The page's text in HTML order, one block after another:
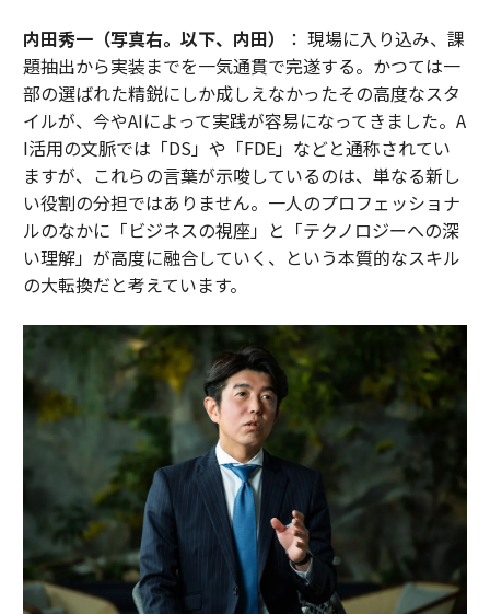
内田秀一（写真右。以下、内田）
： 現場に入り込み、課
題抽出から実装までを一気通貫で完遂する。かつては一
部の選ばれた精鋭にしか成しえなかったその高度なスタ
イルが、今やAIによって実践が容易になってきました。A
I活用の文脈では「DS」や「FDE」などと通称されてい
ますが、これらの言葉が示唆しているのは、単なる新し
い役割の分担ではありません。一人のプロフェッショナ
ルのなかに「ビジネスの視座」と「テクノロジーへの深
い理解」が高度に融合していく、という本質的なスキル
の大転換だと考えています。